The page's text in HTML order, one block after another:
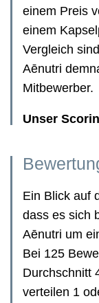
einem Preis
einem
Vergleich
Aēnutri
Mitbewerber.
Unser
Ein Blick auf
dass es sich
Aēnutri um
Bei 125
Durchschnitt
verteilen 1